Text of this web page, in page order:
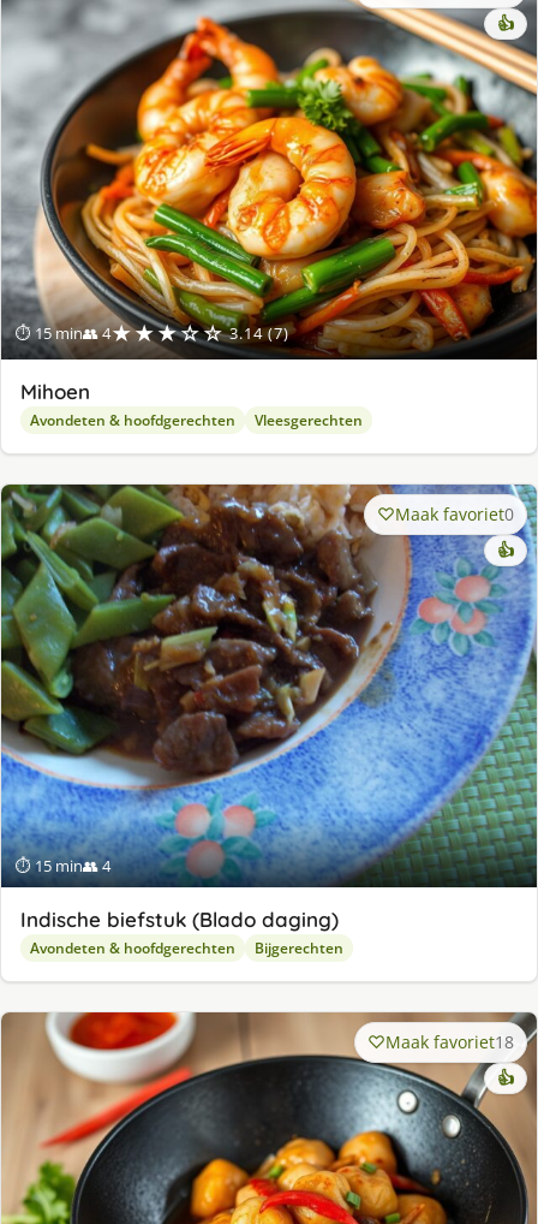
⏱ 15 min👥 4★★★☆☆ 3.14 (7)
👍
Mihoen
Avondeten & hoofdgerechten Vleesgerechten
⏱ 15 min👥 4
Maak favoriet0
👍
Indische biefstuk (Blado daging)
Avondeten & hoofdgerechten Bijgerechten
Maak favoriet18
👍